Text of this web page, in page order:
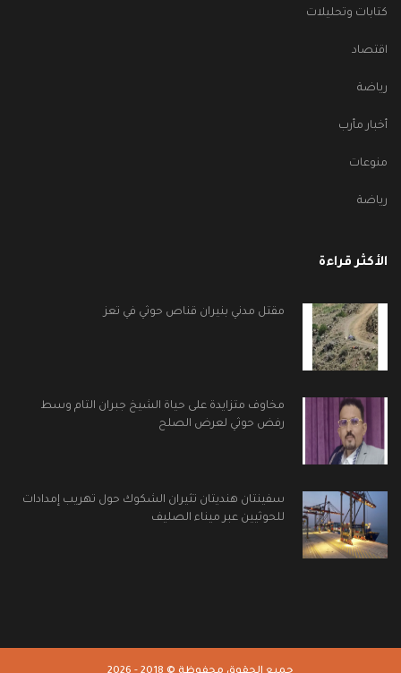
كتابات وتحليلات
اقتصاد
رياضة
أخبار مأرب
منوعات
رياضة
الأكثر قراءة
مقتل مدني بنيران قناص حوثي في تعز
مخاوف متزايدة على حياة الشيخ جبران التام وسط
رفض حوثي لعرض الصلح
سفينتان هنديتان تثيران الشكوك حول تهريب إمدادات
للحوثيين عبر ميناء الصليف